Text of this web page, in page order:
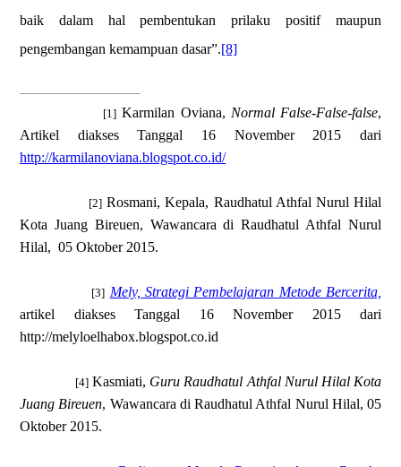
baik dalam hal pembentukan prilaku positif maupun
pengembangan kemampuan dasar”.[8]
[1] Karmilan Oviana, Normal False-False-false,
Artikel diakses Tanggal 16 November 2015 dari
http://karmilanoviana.blogspot.co.id/
[2] Rosmani, Kepala, Raudhatul Athfal Nurul Hilal
Kota Juang Bireuen, Wawancara di Raudhatul Athfal Nurul
Hilal, 05 Oktober 2015.
[3] Mely, Strategi Pembelajaran Metode Bercerita,
artikel diakses Tanggal 16 November 2015 dari
http://melyloelhabox.blogspot.co.id
[4] Kasmiati, Guru Raudhatul Athfal Nurul Hilal Kota
Juang Bireuen, Wawancara di Raudhatul Athfal Nurul Hilal, 05
Oktober 2015.